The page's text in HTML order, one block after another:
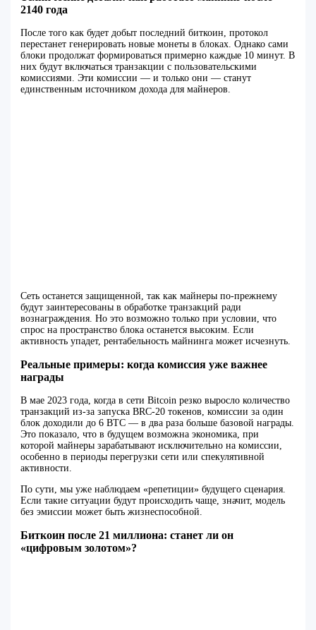
2140 года
После того как будет добыт последний биткоин, протокол
перестанет генерировать новые монеты в блоках. Однако сами
блоки продолжат формироваться примерно каждые 10 минут. В
них будут включаться транзакции с пользовательскими
комиссиями. Эти комиссии — и только они — станут
единственным источником дохода для майнеров.
Сеть останется защищенной, так как майнеры по-прежнему
будут заинтересованы в обработке транзакций ради
вознаграждения. Но это возможно только при условии, что
спрос на пространство блока останется высоким. Если
активность упадет, рентабельность майнинга может исчезнуть.
Реальные примеры: когда комиссия уже важнее
награды
В мае 2023 года, когда в сети Bitcoin резко выросло количество
транзакций из-за запуска BRC-20 токенов, комиссии за один
блок доходили до 6 BTC — в два раза больше базовой награды.
Это показало, что в будущем возможна экономика, при
которой майнеры зарабатывают исключительно на комиссии,
особенно в периоды перегрузки сети или спекулятивной
активности.
По сути, мы уже наблюдаем «репетиции» будущего сценария.
Если такие ситуации будут происходить чаще, значит, модель
без эмиссии может быть жизнеспособной.
Биткоин после 21 миллиона: станет ли он
«цифровым золотом»?